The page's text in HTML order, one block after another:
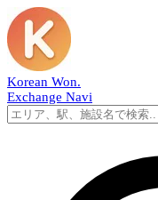
Korean Won.
Exchange Navi